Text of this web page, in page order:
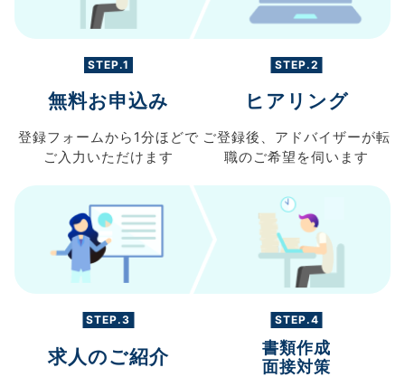
STEP.1
無料お申込み
登録フォームから 1分ほどで
ご入力 いただけます
STEP.2
ヒアリング
ご登録後、 アドバイザーが転
職のご希望を伺います
STEP.3
求人のご紹介
STEP.4
書類作成
面接対策